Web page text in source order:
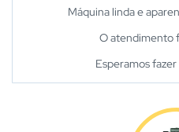
Máquina linda e
O atendimento
Esperamos